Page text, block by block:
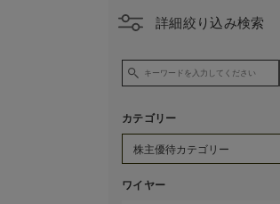
詳細絞り込み検索
カテゴリー
ワイヤー